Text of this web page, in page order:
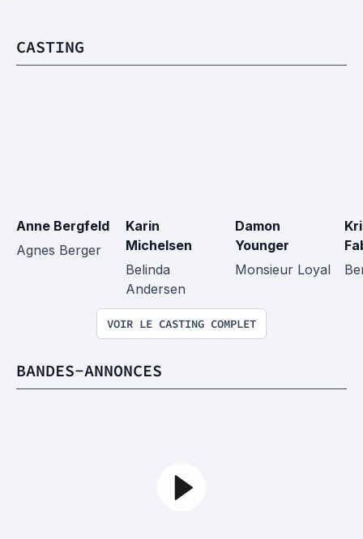
CASTING
Anne Bergfeld
Agnes Berger
Karin
Michelsen
Belinda
Andersen
Damon
Younger
Monsieur Loyal
VOIR LE CASTING COMPLET
BANDES-ANNONCES